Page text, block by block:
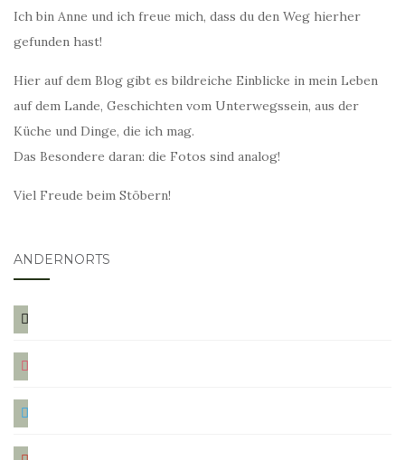
Ich bin Anne und ich freue mich, dass du den Weg hierher
gefunden hast!
Hier auf dem Blog gibt es bildreiche Einblicke in mein Leben
auf dem Lande, Geschichten vom Unterwegssein, aus der
Küche und Dinge, die ich mag.
Das Besondere daran: die Fotos sind analog!
Viel Freude beim Stöbern!
ANDERNORTS
bloglovin
instagram
twitter
pinterest